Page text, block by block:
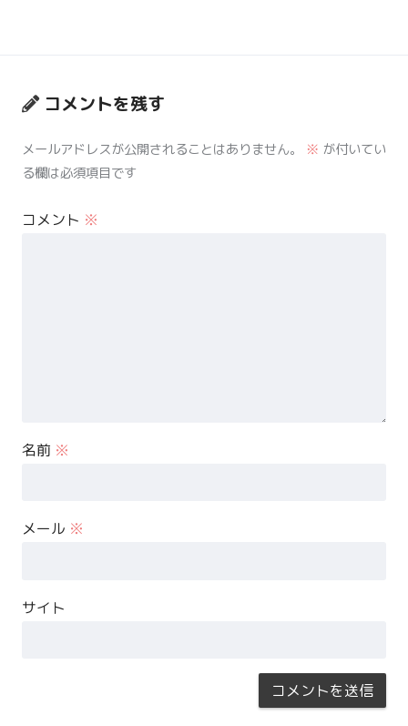
コメントを残す
メールアドレスが公開されることはありません。 ※ が付いてい
る欄は必須項目です
コメント ※
名前 ※
メール ※
サイト